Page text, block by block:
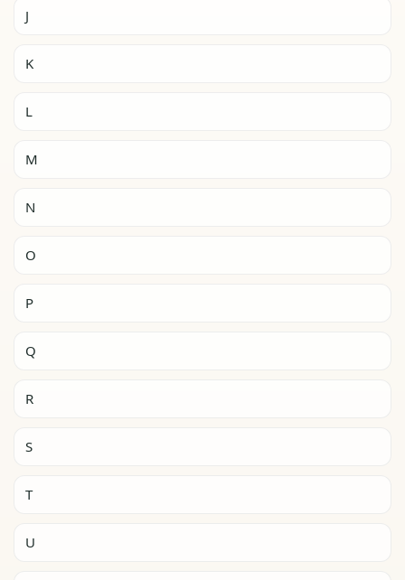
J
K
L
M
N
O
P
Q
R
S
T
U